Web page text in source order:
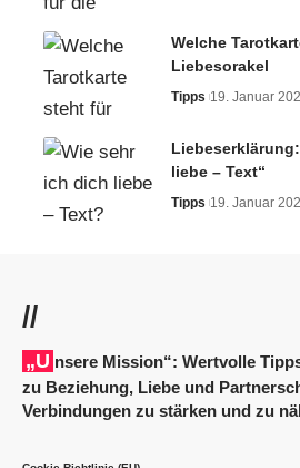
Welche
Liebesorakel
Tipps 19. Januar
liebe – Text“
Tipps 19. Januar
//
„Unsere Mission“: Wertvolle Tipps und tiefe Einsichten
zu Beziehung, Liebe und
Verbindungen zu stärken und zu